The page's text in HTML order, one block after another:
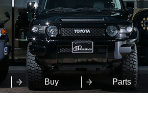
Weed
Buy Parts